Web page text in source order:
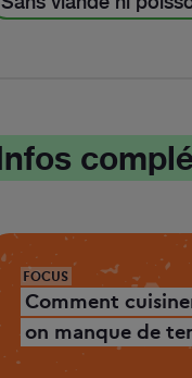
Infos
FOCUS
Comment
on manque de